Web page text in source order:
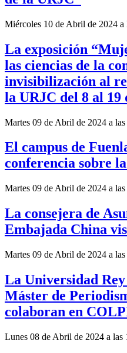
Miércoles 10 de Abril de 2024 a
La exposición
las ciencias de la
invisibilización al
la URJC del 8 al 19
Martes 09 de Abril de 2024 a
El campus de
conferencia sobre
Martes 09 de Abril de 2024 a las
La consejera de
Embajada China
Martes 09 de Abril de 2024 a las
La Universidad
Máster de
colaboran en
Lunes 08 de Abril de 2024 a las